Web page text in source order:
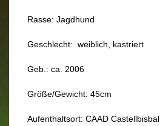
Rasse: Jagdhund
Geschlecht: weiblich, kastriert
Geb.: ca. 2006
Größe/Gewicht: 45cm
Aufenthaltsort: CAAD Castellbisbal